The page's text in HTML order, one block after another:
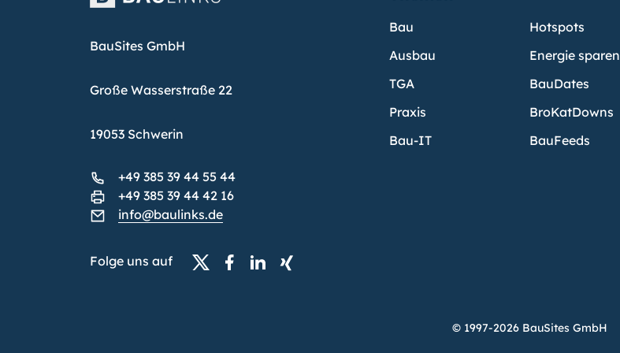
BauSites GmbH
Große Wasserstraße 22
19053 Schwerin
+49 385 39 44 55 44
+49 385 39 44 42 16
info@baulinks.de
Folge uns auf
Bau
Ausbau
TGA
Praxis
Bau-IT
Hotspots
Energie sparen
BauDates
BroKatDowns
BauFeeds
© 1997-2026 BauSites GmbH